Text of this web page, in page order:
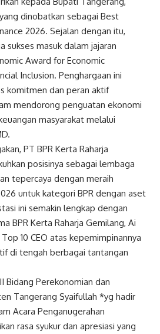
dinobatkan sebagai Best
2026. Sejalan dengan itu,
sukses masuk dalam jajaran
Award for Economic
Inclusion. Penghargaan ini
komitmen dan peran aktif
mendorong penguatan ekonomi
masyarakat melalui
PT BPR Kerta Raharja
posisinya sebagai lembaga
tepercaya dengan meraih
untuk kategori BPR dengan aset
ini semakin lengkap dengan
BPR Kerta Raharja Gemilang, Ai
10 CEO atas kepemimpinannya
di tengah berbagai tantangan
Bidang Perekonomian dan
Tangerang Syaifullah *yg hadir
Acara Penganugerahan
rasa syukur dan apresiasi yang